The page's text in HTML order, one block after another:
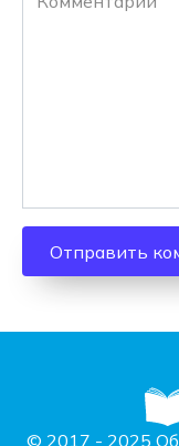
© 2017 - 2025